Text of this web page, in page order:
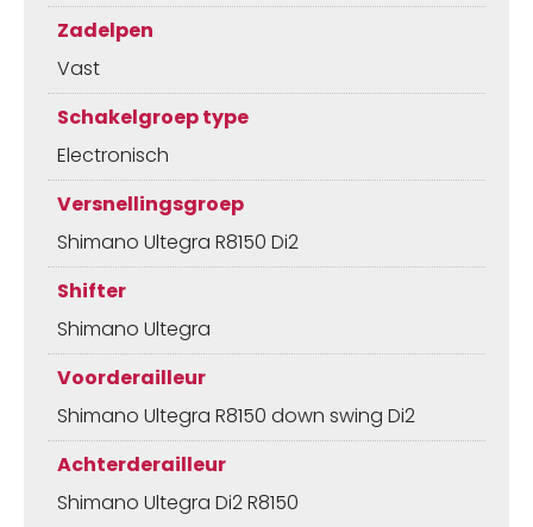
Zadelpen
Vast
Schakelgroep type
Electronisch
Versnellingsgroep
Shimano Ultegra R8150 Di2
Shifter
Shimano Ultegra
Voorderailleur
Shimano Ultegra R8150 down swing Di2
Achterderailleur
Shimano Ultegra Di2 R8150